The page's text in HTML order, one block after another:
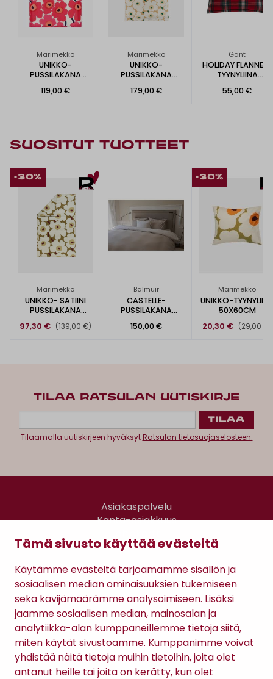
Tämä sivusto käyttää evästeitä
Käytämme evästeitä tarjoamamme sisällön ja
sosiaalisen median ominaisuuksien tukemiseen
sekä kävijämäärämme analysoimiseen. Lisäksi
jaamme sosiaalisen median, mainosalan ja
analytiikka-alan kumppaneillemme tietoja siitä,
miten käytät sivustoamme. Kumppanimme voivat
yhdistää näitä tietoja muihin tietoihin, joita olet
antanut heille tai joita on kerätty, kun olet
Marimekko
UNIKKO-
PUSSILAKANA
119,00 €
Marimekko
UNIKKO-
PUSSILAKANA
179,00 €
Gant
HOLIDAY FLANNEL -
TYYNYLIINA
55,00 €
SUOSITUT TUOTTEET
-30%
Marimekko
UNIKKO- SATIINI
PUSSILAKANA
150X210CM
97,30 € (139,00 €)
Balmuir
CASTELLE-
PUSSILAKANA
150,00 €
-30%
Marimekko
UNIKKO-
50X60CM
20,30 € (29,00 €)
TILAA RATSULAN UUTISKIRJE
Tilaamalla uutiskirjeen hyväksytRatsulan tietosuojaselosteen.
Asiakaspalvelu
Kanta-asiakkuus
Gomee Ratsula Café
Sopimusehdot
Tietosuojaseloste
Maksutavat